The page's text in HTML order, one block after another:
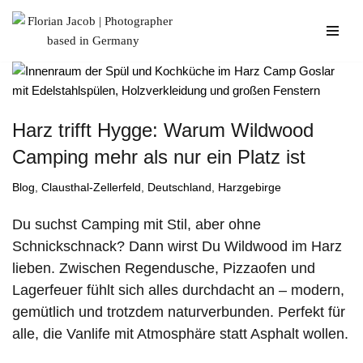
Inhalt
Harz trifft Hygge: Warum Wildwood
Camping mehr als nur ein Platz ist
Blog, Clausthal-Zellerfeld , Deutschland , Harzgebirge
Du suchst Camping mit Stil, aber ohne
Schnickschnack? Dann wirst Du Wildwood im Harz
lieben. Zwischen Regendusche, Pizzaofen und
Lagerfeuer fühlt sich alles durchdacht an – modern,
gemütlich und trotzdem naturverbunden. Perfekt für
alle, die Vanlife mit Atmosphäre statt Asphalt wollen.